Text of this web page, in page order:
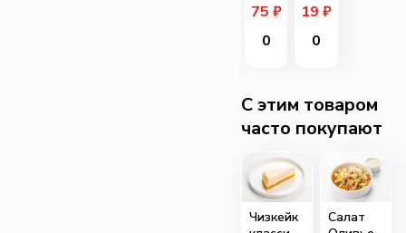
75 ₽
0
19 ₽
0
C этим товаром
часто покупают
Чизкейк
Салат